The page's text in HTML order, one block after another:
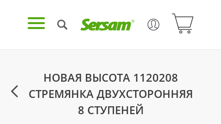
НОВАЯ ВЫСОТА 1120208
СТРЕМЯНКА ДВУХСТОРОННЯЯ
8 СТУПЕНЕЙ